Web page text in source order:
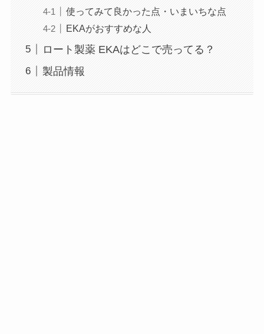
使ってみて良かった点・いまいちな点
EKAがおすすめな人
ロート製薬 EKAはどこで売ってる？
製品情報